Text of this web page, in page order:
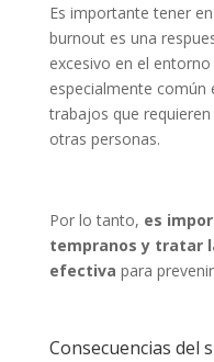
Es importante tener
burnout es una
excesivo en el
especialmente común
trabajos que
otras personas.
Por lo tanto, es
tempranos y tratar
efectiva para
Consecuencias del